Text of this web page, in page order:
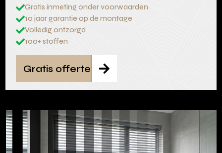
Gratis inmeting onder voorwaarden
10 jaar garantie op de montage
Volledig ontzorgd
100+ stoffen

Gratis offerte